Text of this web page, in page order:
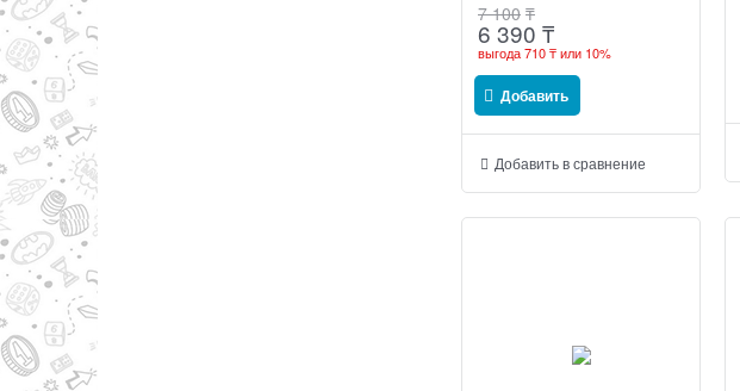
7 100 ₸
6 390 ₸
выгода710 ₸или 10%
Добавить
Добавить в сравнение